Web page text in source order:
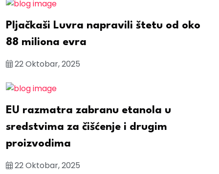
Pljačkaši Luvra napravili štetu od oko
88 miliona evra
22 Oktobar, 2025
EU razmatra zabranu etanola u
sredstvima za čišćenje i drugim
proizvodima
22 Oktobar, 2025